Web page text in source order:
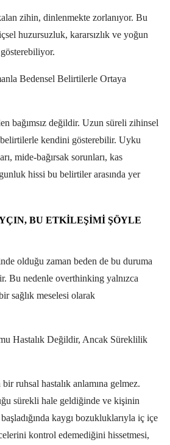
zihin, dinlenmekte zorlanıyor. Bu
huzursuzluk, kararsızlık ve yoğun
Bedensel Belirtilerle Ortaya
bağımsız değildir. Uzun süreli zihinsel
kendini gösterebilir. Uyku
mide-bağırsak sorunları, kas
hissi bu belirtiler arasında yer
BU ETKILEŞIMI ŞÖYLE
olduğu zaman beden de bu duruma
Bu nedenle overthinking yalnızca
sağlık meselesi olarak
Hastalık Değildir, Ancak Süreklilik
ruhsal hastalık anlamına gelmez.
sürekli hale geldiğinde ve kişinin
kaygı bozukluklarıyla iç içe
kontrol edemediğini hissetmesi,